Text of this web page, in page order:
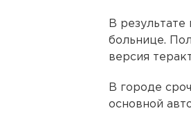
В
больнице.
версия
В городе
основной